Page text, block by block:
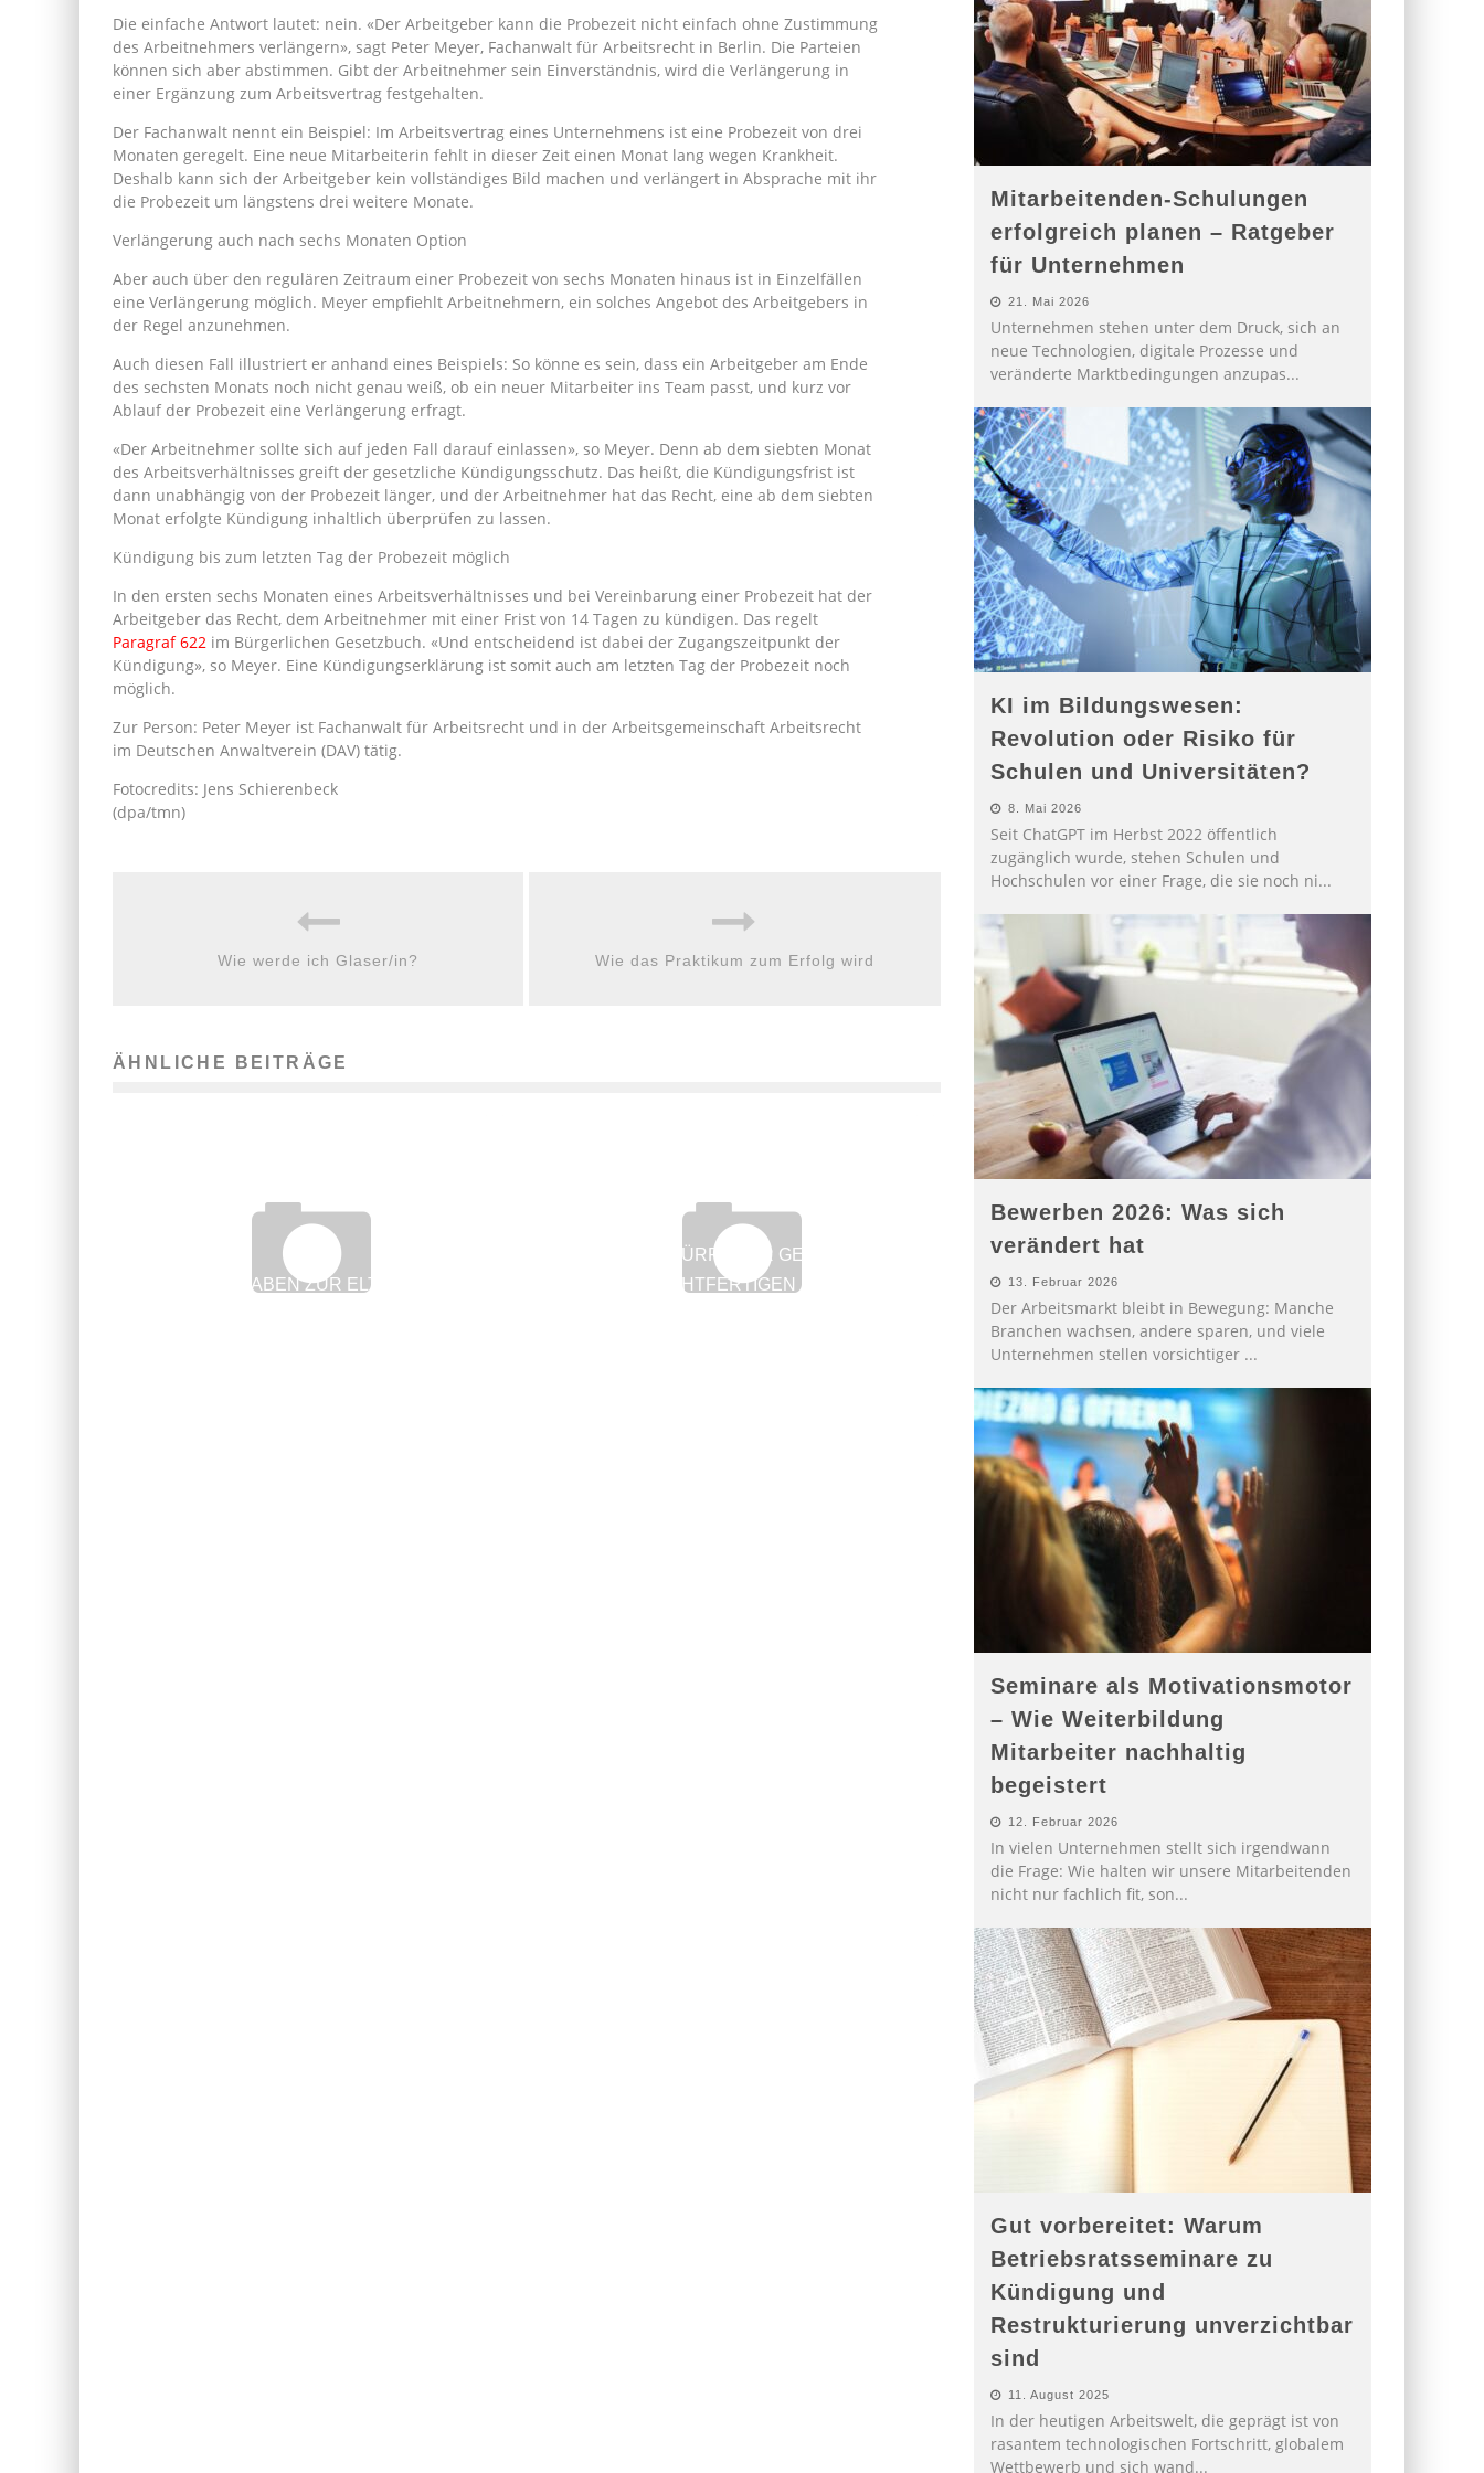
Die einfache Antwort lautet: nein. «Der Arbeitgeber kann die Probezeit nicht einfach ohne Zustimmung
des Arbeitnehmers verlängern», sagt Peter Meyer, Fachanwalt für Arbeitsrecht in Berlin. Die Parteien
können sich aber abstimmen. Gibt der Arbeitnehmer sein Einverständnis, wird die Verlängerung in
einer Ergänzung zum Arbeitsvertrag festgehalten.
Der Fachanwalt nennt ein Beispiel: Im Arbeitsvertrag eines Unternehmens ist eine Probezeit von drei
Monaten geregelt. Eine neue Mitarbeiterin fehlt in dieser Zeit einen Monat lang wegen Krankheit.
Deshalb kann sich der Arbeitgeber kein vollständiges Bild machen und verlängert in Absprache mit ihr
die Probezeit um längstens drei weitere Monate.
Verlängerung auch nach sechs Monaten Option
Aber auch über den regulären Zeitraum einer Probezeit von sechs Monaten hinaus ist in Einzelfällen
eine Verlängerung möglich. Meyer empfiehlt Arbeitnehmern, ein solches Angebot des Arbeitgebers in
der Regel anzunehmen.
Auch diesen Fall illustriert er anhand eines Beispiels: So könne es sein, dass ein Arbeitgeber am Ende
des sechsten Monats noch nicht genau weiß, ob ein neuer Mitarbeiter ins Team passt, und kurz vor
Ablauf der Probezeit eine Verlängerung erfragt.
«Der Arbeitnehmer sollte sich auf jeden Fall darauf einlassen», so Meyer. Denn ab dem siebten Monat
des Arbeitsverhältnisses greift der gesetzliche Kündigungsschutz. Das heißt, die Kündigungsfrist ist
dann unabhängig von der Probezeit länger, und der Arbeitnehmer hat das Recht, eine ab dem siebten
Monat erfolgte Kündigung inhaltlich überprüfen zu lassen.
Kündigung bis zum letzten Tag der Probezeit möglich
In den ersten sechs Monaten eines Arbeitsverhältnisses und bei Vereinbarung einer Probezeit hat der
Arbeitgeber das Recht, dem Arbeitnehmer mit einer Frist von 14 Tagen zu kündigen. Das regelt
Paragraf 622 im Bürgerlichen Gesetzbuch. «Und entscheidend ist dabei der Zugangszeitpunkt der
Kündigung», so Meyer. Eine Kündigungserklärung ist somit auch am letzten Tag der Probezeit noch
möglich.
Zur Person: Peter Meyer ist Fachanwalt für Arbeitsrecht und in der Arbeitsgemeinschaft Arbeitsrecht
im Deutschen Anwaltverein (DAV) tätig.
Fotocredits: Jens Schierenbeck
(dpa/tmn)
Wie werde ich Glaser/in? Wie das Praktikum zum Erfolg wird
ÄHNLICHE BEITRÄGE
DÜRFEN ANGABEN ZUR ELTERNZEIT INS
VORWÜRFE VOR GERICHT
RECHTFERTIGEN KEIN
Mitarbeitenden-Schulungen
erfolgreich planen – Ratgeber
für Unternehmen
21. Mai 2026
Unternehmen stehen unter dem Druck, sich an
neue Technologien, digitale Prozesse und
veränderte Marktbedingungen anzupas...
KI im Bildungswesen:
Revolution oder Risiko für
Schulen und Universitäten?
8. Mai 2026
Seit ChatGPT im Herbst 2022 öffentlich
zugänglich wurde, stehen Schulen und
Hochschulen vor einer Frage, die sie noch ni...
Bewerben 2026: Was sich
verändert hat
13. Februar 2026
Der Arbeitsmarkt bleibt in Bewegung: Manche
Branchen wachsen, andere sparen, und viele
Unternehmen stellen vorsichtiger ...
Seminare als Motivationsmotor
– Wie Weiterbildung
Mitarbeiter nachhaltig
begeistert
12. Februar 2026
In vielen Unternehmen stellt sich irgendwann
die Frage: Wie halten wir unsere Mitarbeitenden
nicht nur fachlich fit, son...
Gut vorbereitet: Warum
Betriebsratsseminare zu
Kündigung und
Restrukturierung unverzichtbar
sind
11. August 2025
In der heutigen Arbeitswelt, die geprägt ist von
rasantem technologischen Fortschritt, globalem
Wettbewerb und sich wand...